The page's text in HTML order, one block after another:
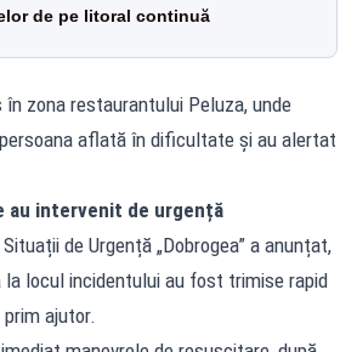
de pe litoral continuă
zona restaurantului Peluza, unde
aflată în dificultate și au alertat
au intervenit de urgență
de Urgență „Dobrogea” a anunțat,
la locul incidentului au fost trimise rapid
ajutor.